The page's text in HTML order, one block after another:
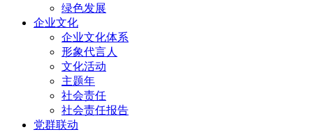
绿色发展
企业文化
企业文化体系
形象代言人
文化活动
主题年
社会责任
社会责任报告
党群联动